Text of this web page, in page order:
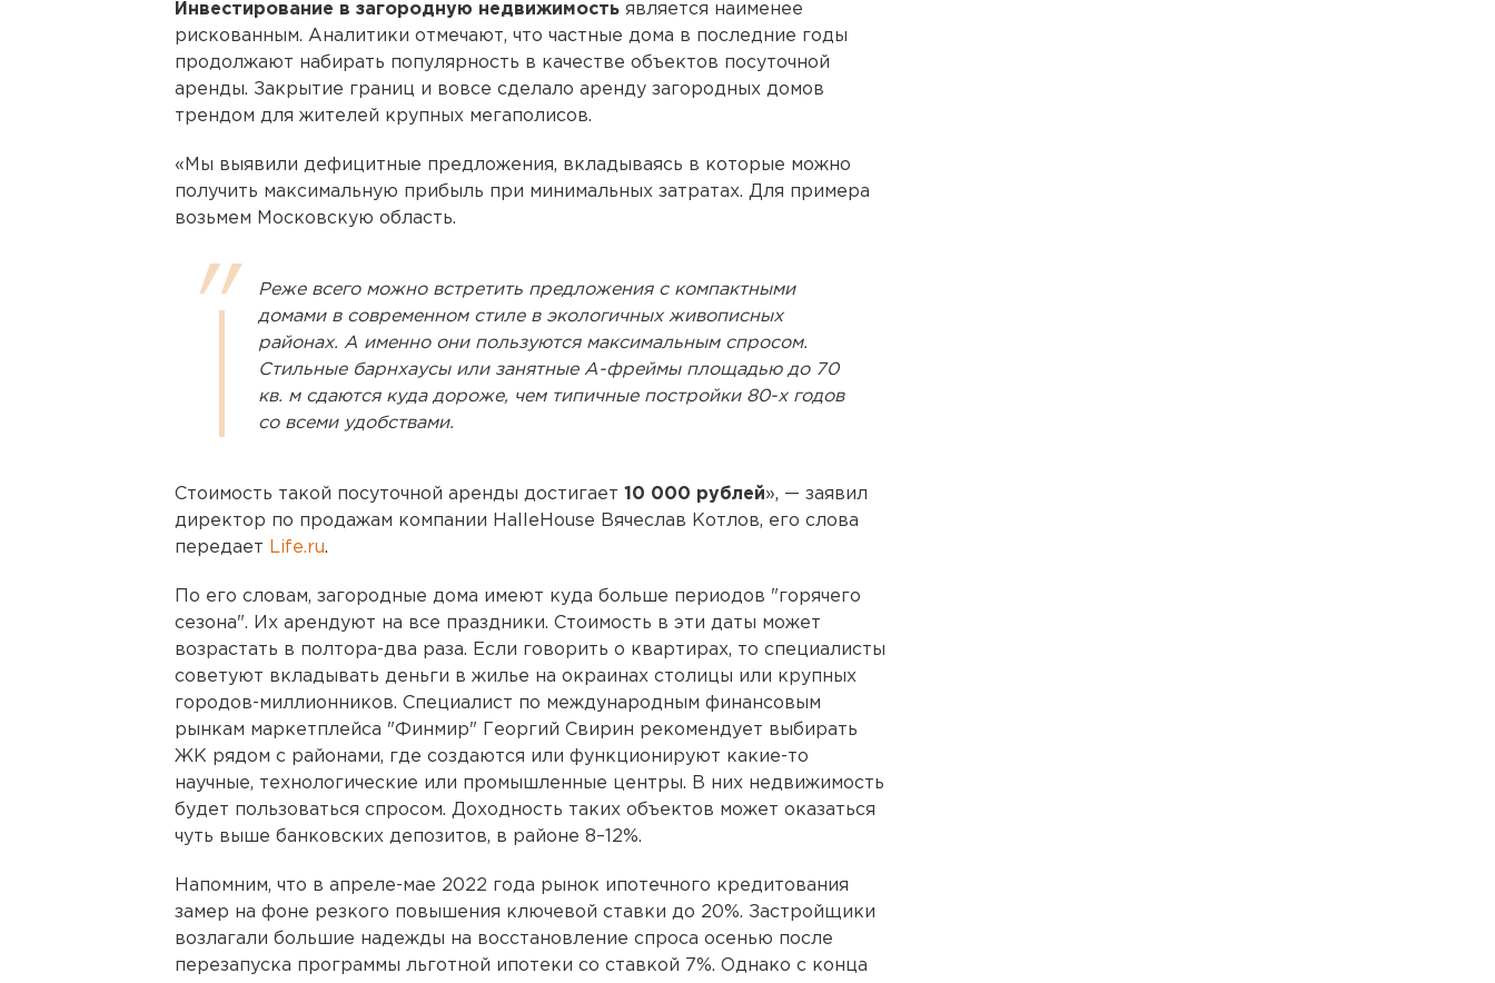
Инвестирование в загородную недвижимость является наименее
рискованным. Аналитики отмечают, что частные дома в последние годы
продолжают набирать популярность в качестве объектов посуточной
аренды. Закрытие границ и вовсе сделало аренду загородных домов
трендом для жителей крупных мегаполисов.
«Мы выявили дефицитные предложения, вкладываясь в которые можно
получить максимальную прибыль при минимальных затратах. Для примера
возьмем Московскую область.
Реже всего можно встретить предложения с компактными
домами в современном стиле в экологичных живописных
районах. А именно они пользуются максимальным спросом.
Стильные барнхаусы или занятные А-фреймы площадью до 70
кв. м сдаются куда дороже, чем типичные постройки 80-х годов
со всеми удобствами.
Стоимость такой посуточной аренды достигает 10 000 рублей», — заявил
директор по продажам компании HalleHouse Вячеслав Котлов, его слова
передает Life.ru.
По его словам, загородные дома имеют куда больше периодов "горячего
сезона". Их арендуют на все праздники. Стоимость в эти даты может
возрастать в полтора-два раза. Если говорить о квартирах, то специалисты
советуют вкладывать деньги в жилье на окраинах столицы или крупных
городов-миллионников. Специалист по международным финансовым
рынкам маркетплейса "Финмир" Георгий Свирин рекомендует выбирать
ЖК рядом с районами, где создаются или функционируют какие-то
научные, технологические или промышленные центры. В них недвижимость
будет пользоваться спросом. Доходность таких объектов может оказаться
чуть выше банковских депозитов, в районе 8–12%.
Напомним, что в апреле-мае 2022 года рынок ипотечного кредитования
замер на фоне резкого повышения ключевой ставки до 20%. Застройщики
возлагали большие надежды на восстановление спроса осенью после
перезапуска программы льготной ипотеки со ставкой 7%. Однако с конца